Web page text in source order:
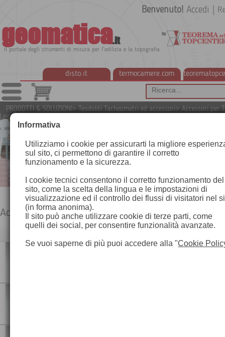
geomatica.it
Il portale degli strumenti di misura per l'edilizia e la topografia
disto.it termocamere.com
Benvenuto! Accedi
PRODOTTI & SOLUZIONI> Teodoliti Tacheometri ed accessori> Accessori per
Leica
Accessori per Teodoliti Leica
Informativa
Utilizziamo i cookie per assicurarti la migliore
sul sito, ci permettono di garantire il corretto
funzionamento e la sicurezza.
I cookie tecnici consentono il corretto funzionamento del
sito, come la scelta della lingua e le impostazioni di
visualizzazione ed il controllo dei flussi di visitatori nel
(in forma anonima).
Il sito può anche utilizzare cookie di terze parti, come
quelli dei social, per consentire funzionalità avanzate.
Se vuoi saperne di più puoi accedere alla "Cookie